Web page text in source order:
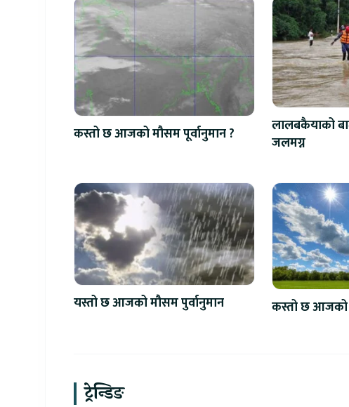
कस्तो छ आजको मौसम पूर्वानुमान ?
लालबकैयाको
जलमग्न
यस्तो छ आजको मौसम पुर्वानुमान कस्तो छ आजको
ट्रेन्डिङ